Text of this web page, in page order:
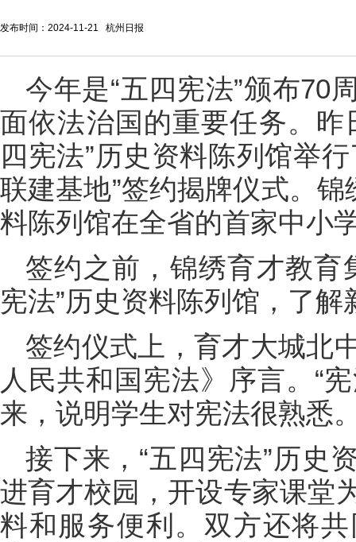
发布时间：2024-11-21 杭州日报
今年是“五四宪法”颁布70
面依法治国的重要任务。昨
四宪法”历史资料陈列馆举
联建基地”签约揭牌仪式。
料陈列馆在全省的首家中小
签约之前，锦绣育才教育
宪法”历史资料陈列馆，了
签约仪式上，育才大城北
人民共和国宪法》序言。“
来，说明学生对宪法很熟悉
接下来，“五四宪法”历史
进育才校园，开设专家课堂
料和服务便利。双方还将